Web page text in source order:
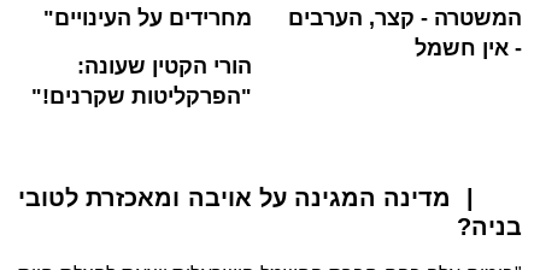
המשטרה - קצר, הערבים
- אין חשמל
מחרידים על העינויים"
הורי הקטין שעונה:
"הפרקליטות שקרנים!"
| מדינה המגינה על אויבה ומאכזרת לטובי
בניה?